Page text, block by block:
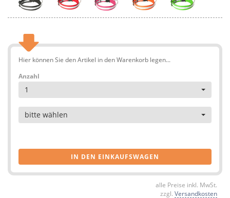
Hier können Sie den Artikel in den Warenkorb legen...
Anzahl
1
Artikel
bitte wählen
IN DEN EINKAUFSWAGEN
alle Preise inkl. MwSt.
zzgl. Versandkosten